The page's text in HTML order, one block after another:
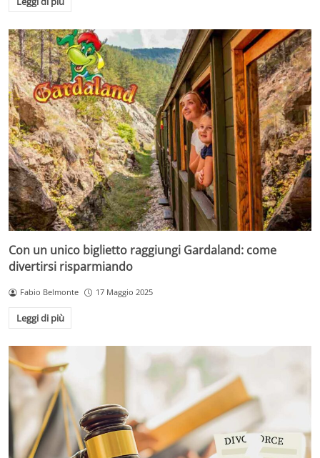
Con un unico biglietto raggiungi Gardaland: come
divertirsi risparmiando
Fabio Belmonte 17 Maggio 2025
Leggi di più